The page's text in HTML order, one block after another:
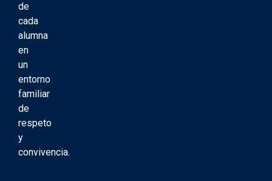
de
cada
alumna
en
un
entorno
familiar
de
respeto
y
convivencia.